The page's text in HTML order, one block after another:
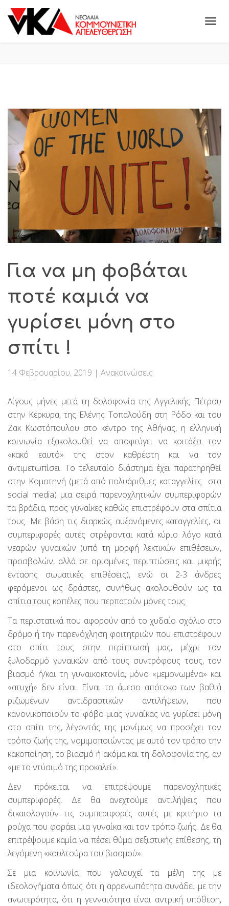
Για να μη φοβάται
ποτέ καμιά να
γυρίσει μόνη στο
σπίτι !
14 Φεβρουαρίου, 2019 | Ανακοινώσεις
Λίγους μήνες μετά τη δολοφονία της Αγγελικής Πέτρου
στην Κέρκυρα, της Ελένης Τοπαλούδη στη Ρόδο και του
Ζακ Κωστόπουλου στο κέντρο της Αθήνας, η ελληνική
κοινωνία εξακολουθεί να αποφεύγει να κοιτάξει τον
«κακό εαυτό» της στον καθρέφτη και να τον
αντιμετωπίσει. Το τελευταίο διάστημα έχει παρατηρηθεί
στην Κομοτηνή (μετά από πολυάριθμες καταγγελίες
στα
social media) μια σειρά παρενοχλητικών συμπεριφορών
τα βράδια, προς γυναίκες καθώς επιστρέφουν στα σπίτια
τους. Με βάση τις διαρκώς αυξανόμενες καταγγελίες, οι
συμπεριφορές αυτές στρέφονται κατά κύριο λόγο κατά
νεαρών γυναικών (υπό τη μορφή λεκτικών επιθέσεων,
προσβολών, αλλά σε ορισμένες περιπτώσεις και μικρής
έντασης σωματικές επιθέσεις), ενώ οι 2-3 άνδρες
φερόμενοι ως δράστες, συνήθως ακολουθούν ως τα
σπίτια τους κοπέλες που περπατούν μόνες τους.
Τα περιστατικά που αφορούν από το χυδαίο σχόλιο στο
δρόμο ή την παρενόχληση φοιτητριών που επιστρέφουν
στο σπίτι τους στην περίπτωσή μας, μέχρι τον
ξυλοδαρμό γυναικών από τους συντρόφους τους, τον
βιασμό ή/και τη γυναικοκτονία, μόνο «μεμονωμένα» και
«ατυχή» δεν είναι. Είναι το άμεσο απότοκο των βαθιά
ριζωμένων αντιδραστικών αντιλήψεων, που
κανονικοποιούν το φόβο μιας γυναίκας να γυρίσει μόνη
στο σπίτι της, λέγοντάς της μονίμως να προσέχει τον
τρόπο ζωής της, νομιμοποιώντας με αυτό τον τρόπο την
κακοποίηση, το βιασμό ή ακόμα και τη δολοφονία της, αν
«με το ντύσιμό της προκαλεί».
Δεν πρόκειται να επιτρέψουμε παρενοχλητικές
συμπεριφορές. Δε θα ανεχτούμε αντιλήψεις που
δικαιολογούν τις συμπεριφορές αυτές με κριτήριο τα
ρούχα που φοράει μια γυναίκα και τον τρόπο ζωής. Δε θα
επιτρέψουμε καμία να πέσει θύμα σεξιστικής επίθεσης, τη
λεγόμενη «κουλτούρα του βιασμού».
Σε μια κοινωνία που γαλουχεί τα μέλη της με
ιδεολογήματα όπως ότι η αρρενωπότητα συνάδει με την
ανωτερότητα, ότι η γενναιότητα είναι αντρική υπόθεση,